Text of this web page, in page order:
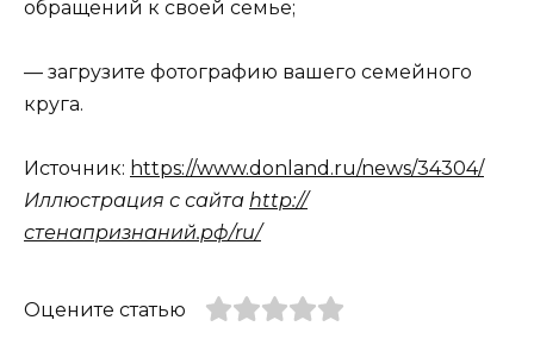
обращений к своей семье;
— загрузите фотографию вашего семейного
круга.
Источник: https://www.donland.ru/news/34304/
Иллюстрация с сайта http://
стенапризнаний.рф/ru/
Оцените статью